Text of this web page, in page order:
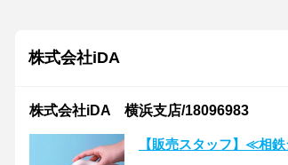
株式会社iDA
株式会社iDA 横浜支店/18096983
【販売スタッフ】≪相